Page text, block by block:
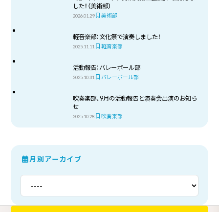
した！（美術部）
2026.01.29 美術部
軽音楽部：文化祭で演奏しました！
2025.11.11 軽音楽部
活動報告：バレーボール部
2025.10.31 バレーボール部
吹奏楽部、9月の活動報告と演奏会出演のお知ら
せ
2025.10.28 吹奏楽部
月別アーカイブ